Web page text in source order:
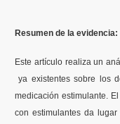
Resumen de la evidencia:
Este artículo realiza un
ya existentes sobre los
medicación estimulante.
con estimulantes da